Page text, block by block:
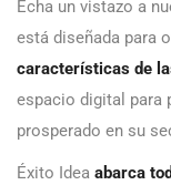
Echa un vistazo a
está diseñada para
características de
espacio digital para
prosperado en su
Éxito Idea abarca